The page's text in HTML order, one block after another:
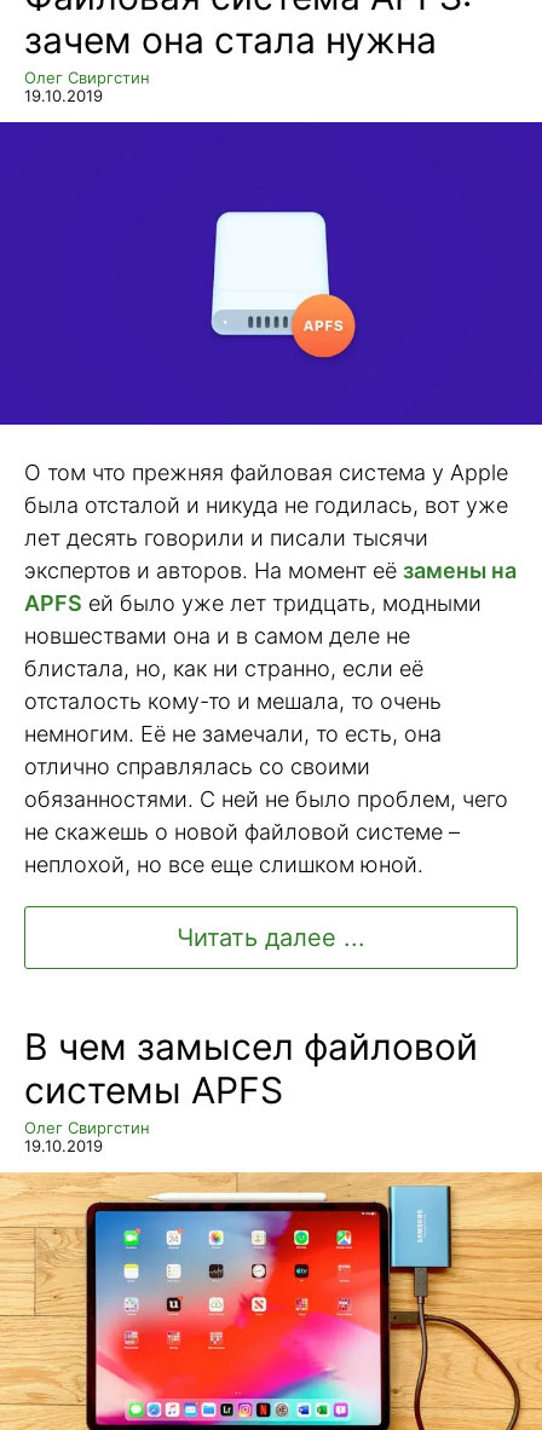
зачем она стала нужна
Олег Свиргстин
19.10.2019
О том что прежняя файловая система у Apple
была отсталой и никуда не годилась, вот уже
лет десять говорили и писали тысячи
экспертов и авторов. На момент её замены на
APFS ей было уже лет тридцать, модными
новшествами она и в самом деле не
блистала, но, как ни странно, если её
отсталость кому-то и мешала, то очень
немногим. Её не замечали, то есть, она
отлично справлялась со своими
обязанностями. С ней не было проблем, чего
не скажешь о новой файловой системе –
неплохой, но все еще слишком юной.
Читать далее ...
В чем замысел файловой
системы APFS
Олег Свиргстин
19.10.2019